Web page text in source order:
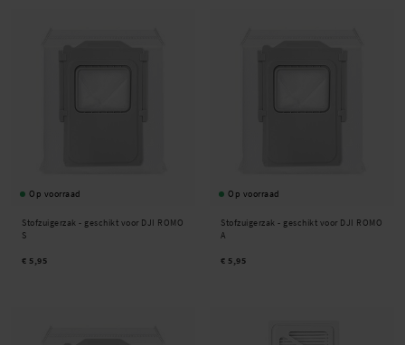
Op voorraad
Stofzuigerzak - geschikt voor DJI ROMO
S
€ 5,95
Op voorraad
Stofzuigerzak - geschikt voor DJI ROMO
A
€ 5,95